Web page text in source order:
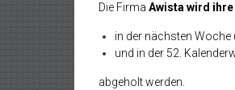
Die Firma Awista wird ihre
in der nächsten Woche
und in der 52.
abgeholt werden.